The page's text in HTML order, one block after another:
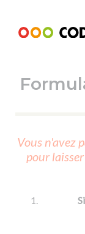
ESPACE
Code
Passer
Réviser le
Passer
Permis
Vous n'avez
pour